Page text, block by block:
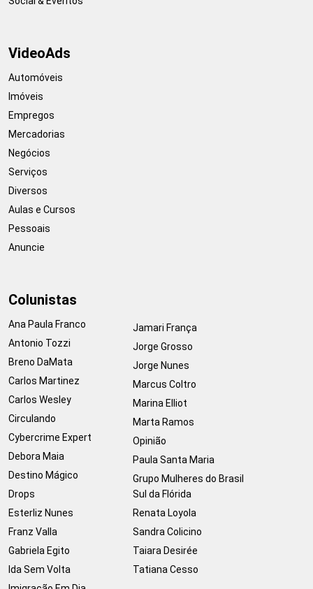
VideoAds
Automóveis
Imóveis
Empregos
Mercadorias
Negócios
Serviços
Diversos
Aulas e Cursos
Pessoais
Anuncie
Colunistas
Ana Paula Franco
Antonio Tozzi
Breno DaMata
Carlos Martinez
Carlos Wesley
Circulando
Cybercrime Expert
Debora Maia
Destino Mágico
Drops
Esterliz Nunes
Franz Valla
Gabriela Egito
Ida Sem Volta
Jamari França
Jorge Grosso
Jorge Nunes
Marcus Coltro
Marina Elliot
Marta Ramos
Opinião
Paula Santa Maria
Grupo Mulheres do Brasil
Sul da Flórida
Renata Loyola
Sandra Colicino
Taiara Desirée
Tatiana Cesso